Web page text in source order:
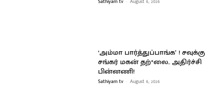
‘அம்மா பார்த்துப்பாங்க’ ! சவுக்கு
சங்கர் மகன் தற்*லை.. அதிர்ச்சி
பின்னணி!
Sathiyam tv - August 6, 2026